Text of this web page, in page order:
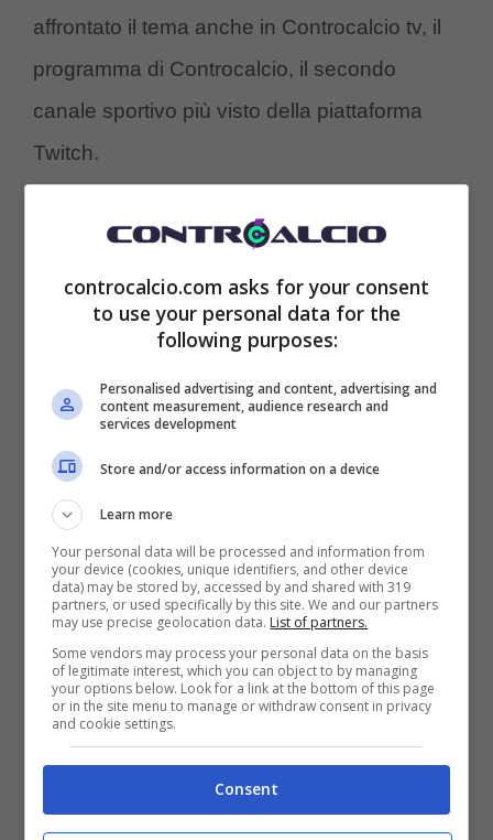
affrontato il tema anche in Controcalcio tv, il
programma di Controcalcio, il secondo
canale sportivo più visto della piattaforma
Twitch.
Enerix ha spiegato la situazione dell’affare,
rivelando anche una verità diversa rispetto a
quella raccontata da altri operatori di
mercato. “
L’Inter è seriamente su Lookman
ma vi dico ciò che mi dice ‘Er Faina’.
L’Atalanta chiede 50 milioni, la clausola del
nigeriano è di 55. Ma l’Atalanta, avendo
richieste importanti, sa che l’Inter senza
controcalcio.com asks for your consent
to use your personal data for the
following purposes:
Personalised advertising and content, advertising and
content measurement, audience research and
services development
Store and/or access information on a device
Learn more
Your personal data will be processed and information from
your device (cookies, unique identifiers, and other device
data) may be stored by, accessed by and shared with 319
partners, or used specifically by this site. We and our partners
may use precise geolocation data. List of partners.
Some vendors may process your personal data on the basis
of legitimate interest, which you can object to by managing
your options below. Look for a link at the bottom of this page
or in the site menu to manage or withdraw consent in privacy
and cookie settings.
Consent